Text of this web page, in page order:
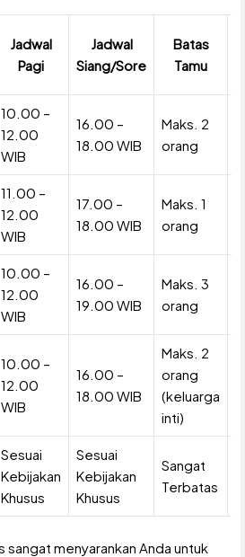
Jadwal
Pagi
Jadwal
Siang/Sore
Batas
Tamu
10.00 –
12.00
WIB
16.00 –
18.00 WIB
Maks. 2
orang
11.00 –
12.00
WIB
17.00 –
18.00 WIB
Maks. 1
orang
10.00 –
12.00
WIB
16.00 –
19.00 WIB
Maks. 3
orang
10.00 –
12.00
WIB
16.00 –
18.00 WIB
Maks. 2
orang
(keluarga
inti)
Sesuai
Kebijakan
Khusus
Sesuai
Kebijakan
Khusus
Sangat
Terbatas
menyarankan Anda untuk